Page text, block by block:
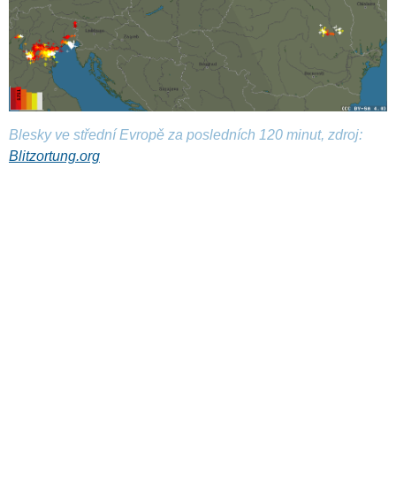
Blesky ve střední Evropě za posledních 120 minut, zdroj:
Blitzortung.org